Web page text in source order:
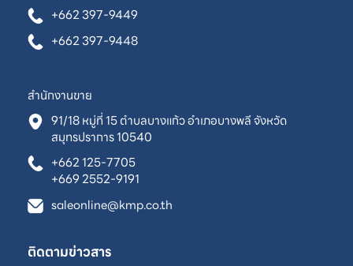
+662 397-9449
+662 397-9448
สำนักงานขาย
91/18 หมู่ที่ 15 ตำบลบางแก้ว อำเภอบางพลี จังหวัด
สมุทรปราการ 10540
+662 125-7705
+669 2552-9191
saleonline@kmp.co.th
ติดตามข่าวสาร